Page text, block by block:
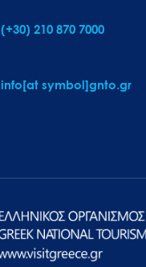
(+30) 210 870 7000
info[at symbol]gnto.gr